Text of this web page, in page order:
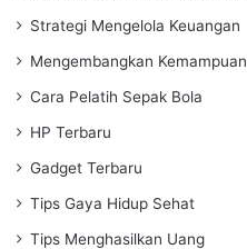
Strategi Mengelola Keuangan
Mengembangkan Kemampuan
Cara Pelatih Sepak Bola
HP Terbaru
Gadget Terbaru
Tips Gaya Hidup Sehat
Tips Menghasilkan Uang